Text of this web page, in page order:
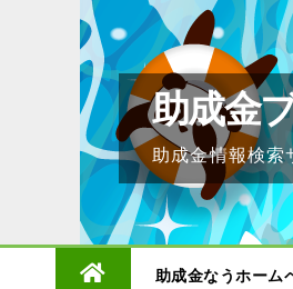
助成金
助成金情報検
助成金なうホーム